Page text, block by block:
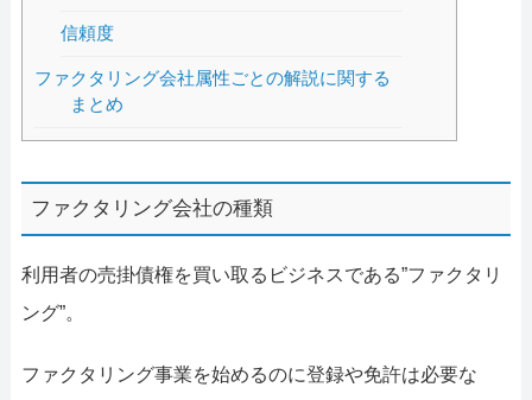
信頼度
ファクタリング会社属性ごとの解説に関する
まとめ
ファクタリング会社の種類
利用者の売掛債権を買い取るビジネスである”ファクタリ
ング”。
ファクタリング事業を始めるのに登録や免許は必要な